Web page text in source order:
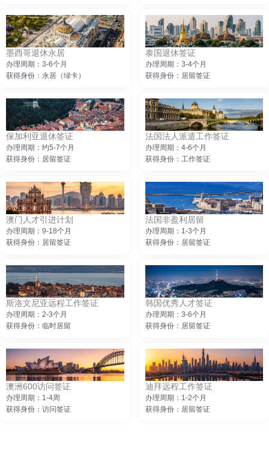
墨西哥退休永居
办理周期：3-6个月
获得身份：永居（绿卡）
泰国退休签证
办理周期：3-4个月
获得身份：居留签证
保加利亚退休签证
办理周期：约5-7个月
获得身份：居留签证
法国法人派遣工作签证
办理周期：4-6个月
获得身份：工作签证
澳门人才引进计划
办理周期：9-18个月
获得身份：居留签证
法国非盈利居留
办理周期：1-3个月
获得身份：居留签证
斯洛文尼亚远程工作签证
办理周期：2-3个月
获得身份：临时居留
韩国优秀人才签证
办理周期：3-6个月
获得身份：居留签证
澳洲600访问签证
办理周期：1-4周
获得身份：访问签证
迪拜远程工作签证
办理周期：1-2个月
获得身份：居留签证